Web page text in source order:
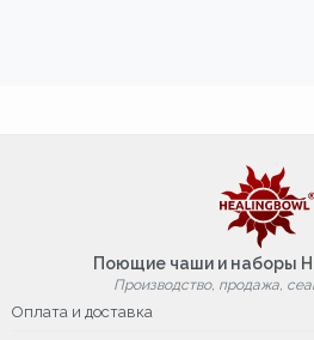
Поющие чаши и наборы
Производство, продажа,
Оплата и доставка